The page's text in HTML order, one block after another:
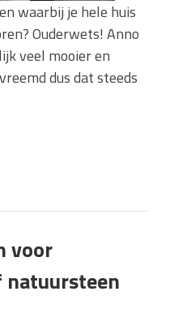
waarbij je hele huis
Ouderwets! Anno
veel mooier en
dus dat steeds
voor
natuursteen